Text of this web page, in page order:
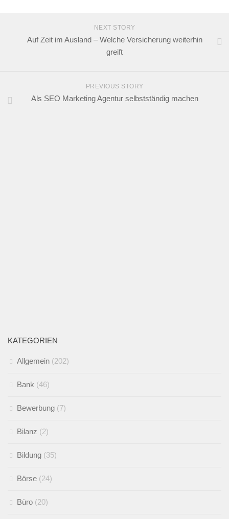
NEXT STORY
Auf Zeit im Ausland – Welche Versicherung weiterhin
greift
PREVIOUS STORY
Als SEO Marketing Agentur selbstständig machen
KATEGORIEN
Allgemein (202)
Bank (46)
Bewerbung (7)
Bilanz (2)
Bildung (35)
Börse (24)
Büro (20)